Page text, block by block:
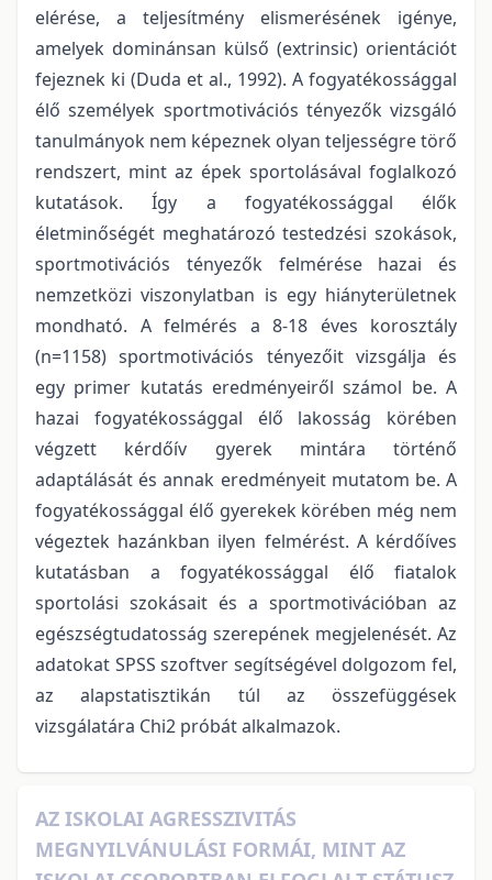
elérése, a teljesítmény elismerésének igénye,
amelyek dominánsan külső (extrinsic) orientációt
fejeznek ki (Duda et al., 1992). A fogyatékossággal
élő személyek sportmotivációs tényezők vizsgáló
tanulmányok nem képeznek olyan teljességre törő
rendszert, mint az épek sportolásával foglalkozó
kutatások. Így a fogyatékossággal élők
életminőségét meghatározó testedzési szokások,
sportmotivációs tényezők felmérése hazai és
nemzetközi viszonylatban is egy hiányterületnek
mondható. A felmérés a 8-18 éves korosztály
(n=1158) sportmotivációs tényezőit vizsgálja és
egy primer kutatás eredményeiről számol be. A
hazai fogyatékossággal élő lakosság körében
végzett kérdőív gyerek mintára történő
adaptálását és annak eredményeit mutatom be. A
fogyatékossággal élő gyerekek körében még nem
végeztek hazánkban ilyen felmérést. A kérdőíves
kutatásban a fogyatékossággal élő fiatalok
sportolási szokásait és a sportmotivációban az
egészségtudatosság szerepének megjelenését. Az
adatokat SPSS szoftver segítségével dolgozom fel,
az alapstatisztikán túl az összefüggések
vizsgálatára Chi2 próbát alkalmazok.
AZ ISKOLAI AGRESSZIVITÁS
MEGNYILVÁNULÁSI FORMÁI, MINT AZ